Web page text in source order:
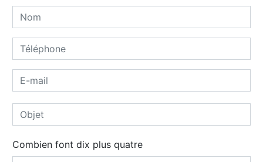
Combien font dix plus quatre